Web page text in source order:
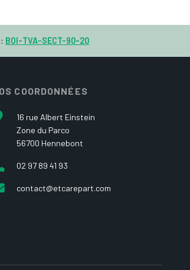
BOI-TVA-SECT-90-20
COORDONNÉES
16 rue Albert Einstein
Zone du Parco
56700 Hennebont
02 97 89 41 93
contact@etcarepart.com